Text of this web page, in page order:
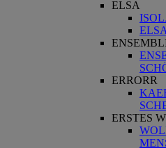
ELSA
ERRORR
ERSTES